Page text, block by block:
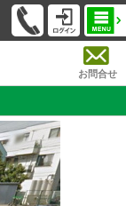
お問合せ